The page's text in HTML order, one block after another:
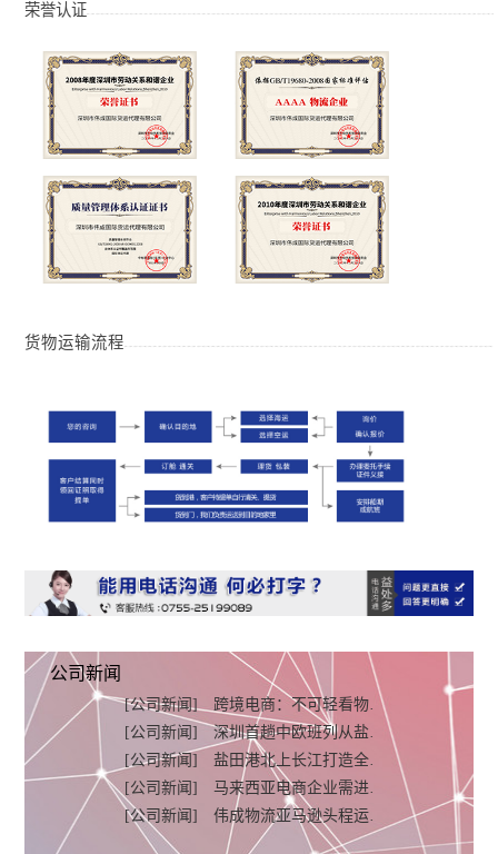
荣誉认证
货物运输流程
公司新闻
[公司新闻]
跨境电商：不可轻看物…
[公司新闻]
深圳首趟中欧班列从盐…
[公司新闻]
盐田港北上长江打造全…
[公司新闻]
马来西亚电商企业需进…
[公司新闻]
伟成物流亚马逊头程运…